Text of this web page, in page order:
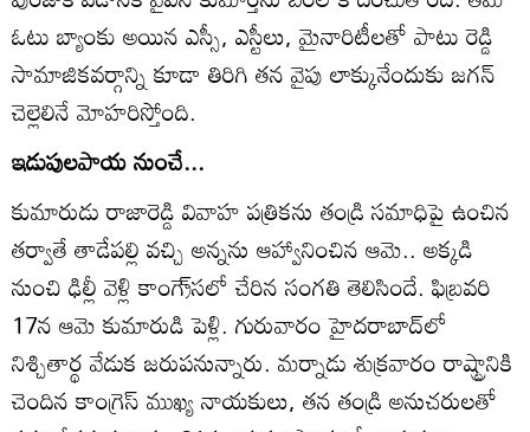
ఓటు బ్యాంకు అయిన ఎస్సీ, ఎస్టీలు, మైనారిటీలతో పాటు రెడ్డి
సామాజికవర్గాన్ని కూడా తిరిగి తన వైపు లాక్కునేందుకు జగన్‌
చెల్లెలినే మోహరిస్తోంది.
ఇడుపులపాయ నుంచే...
కుమారుడు రాజారెడ్డి వివాహ పత్రికను తండ్రి సమాధిపై ఉంచిన
తర్వాతే తాడేపల్లి వచ్చి అన్నను ఆహ్వానించిన ఆమె.. అక్కడి
నుంచి ఢిల్లీ వెళ్లి కాంగ్రె్‌సలో చేరిన సంగతి తెలిసిందే. ఫిబ్రవరి
17న ఆమె కుమారుడి పెళ్లి. గురువారం హైదరాబాద్‌లో
నిశ్చితార్థ వేడుక జరుపనున్నారు. మర్నాడు శుక్రవారం రాష్ట్రానికి
చెందిన కాంగ్రెస్‌ ముఖ్య నాయకులు, తన తండ్రి అనుచరులతో